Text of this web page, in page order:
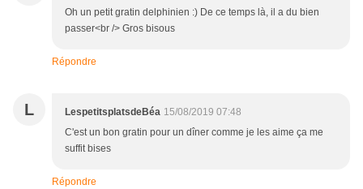
Oh un petit gratin delphinien :) De ce temps là, il a du bien
passer<br /> Gros bisous
Répondre
L LespetitsplatsdeBéa 15/08/2019 07:48
C'est un bon gratin pour un dîner comme je les aime ça me
suffit bises
Répondre